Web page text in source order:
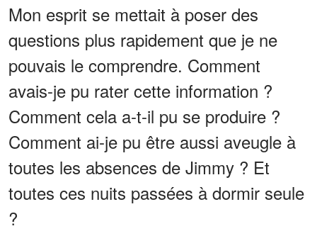
Mon esprit se mettait à poser des
questions plus rapidement que je ne
pouvais le comprendre. Comment
avais-je pu rater cette information ?
Comment cela a-t-il pu se produire ?
Comment ai-je pu être aussi aveugle à
toutes les absences de Jimmy ? Et
toutes ces nuits passées à dormir seule
?